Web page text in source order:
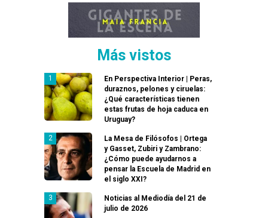
Más vistos
En Perspectiva Interior | Peras,
duraznos, pelones y ciruelas:
¿Qué características tienen
estas frutas de hoja caduca en
Uruguay?
La Mesa de Filósofos | Ortega
y Gasset, Zubiri y Zambrano:
¿Cómo puede ayudarnos a
pensar la Escuela de Madrid en
el siglo XXI?
Noticias al Mediodía del 21 de
julio de 2026